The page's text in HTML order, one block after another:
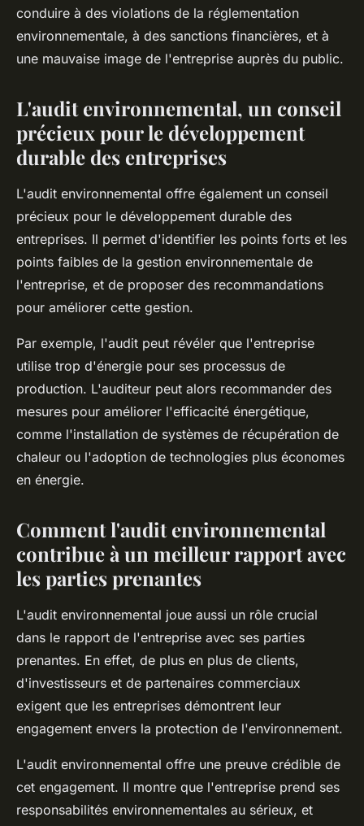
conduire à des violations de la réglementation
environnementale, à des sanctions financières, et à
une mauvaise image de l'entreprise auprès du public.
L'audit environnemental, un conseil
précieux pour le développement
durable des entreprises
L'audit environnemental offre également un conseil
précieux pour le développement durable des
entreprises. Il permet d'identifier les points forts et les
points faibles de la gestion environnementale de
l'entreprise, et de proposer des recommandations
pour améliorer cette gestion.
Par exemple, l'audit peut révéler que l'entreprise
utilise trop d'énergie pour ses processus de
production. L'auditeur peut alors recommander des
mesures pour améliorer l'efficacité énergétique,
comme l'installation de systèmes de récupération de
chaleur ou l'adoption de technologies plus économes
en énergie.
Comment l'audit environnemental
contribue à un meilleur rapport avec
les parties prenantes
L'audit environnemental joue aussi un rôle crucial
dans le rapport de l'entreprise avec ses parties
prenantes. En effet, de plus en plus de clients,
d'investisseurs et de partenaires commerciaux
exigent que les entreprises démontrent leur
engagement envers la protection de l'environnement.
L'audit environnemental offre une preuve crédible de
cet engagement. Il montre que l'entreprise prend ses
responsabilités environnementales au sérieux, et